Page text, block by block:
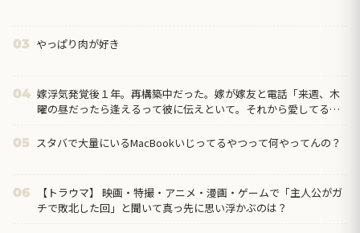
03 やっぱり肉が好き
04 嫁浮気発覚後１年。再構築中だった。嫁が嫁友と電話「来週、木
曜の昼だったら逢えるって彼に伝えといて。それから愛してるっ
05 スタバで大量にいるMacBookいじってるやつって何やってんの？
06
【トラウマ】 映画・特撮・アニメ・漫画・ゲームで「主人公がガ
チで敗北した回」と聞いて真っ先に思い浮かぶのは？